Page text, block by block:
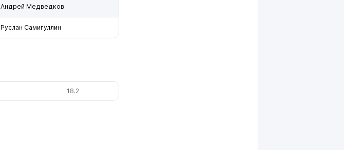
Андрей Медведков
Руслан Самигуллин
18.2